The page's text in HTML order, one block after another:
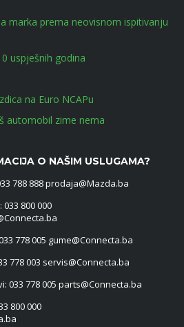
marka prema neovisnom ispitivanju
uspješnih godina
na Euro NCAPu
automobil zime nema
O NAŠIM USLUGAMA?
788 888 prodaja@Mazda.ba
800 000
778 005 gume@Connecta.ba
778 003 servis@Connecta.ba
033 778 005 parts@Connecta.ba
800 000